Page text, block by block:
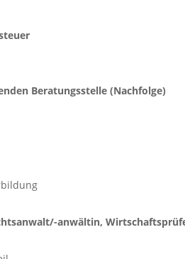
Beratungsstelle (Nachfolge)
anwältin,